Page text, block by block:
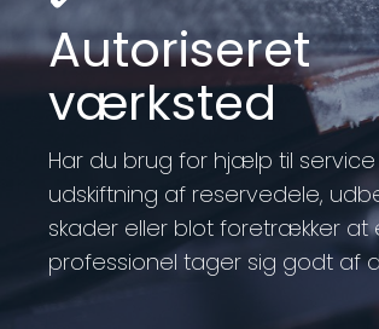
Autoriseret
værksted
Har du brug for hjælp til service
udskiftning af reservedele,
skader eller blot foretrækker at
professionel tager sig godt af